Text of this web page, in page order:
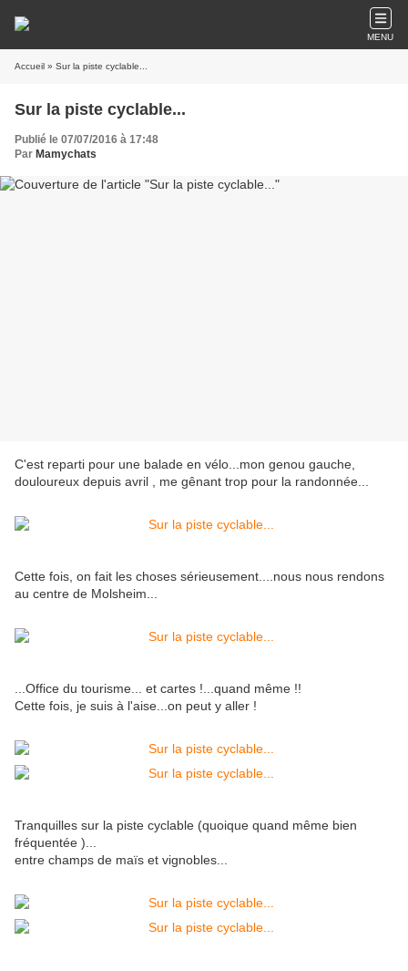
MENU
Accueil » Sur la piste cyclable...
Sur la piste cyclable...
Publié le 07/07/2016 à 17:48
Par Mamychats
C'est reparti pour une balade en vélo...mon genou gauche,
douloureux depuis avril , me gênant trop pour la randonnée...
Cette fois, on fait les choses sérieusement....nous nous rendons
au centre de Molsheim...
...Office du tourisme... et cartes !...quand même !!
Cette fois, je suis à l'aise...on peut y aller !
Tranquilles sur la piste cyclable (quoique quand même bien
fréquentée )...
entre champs de maïs et vignobles...